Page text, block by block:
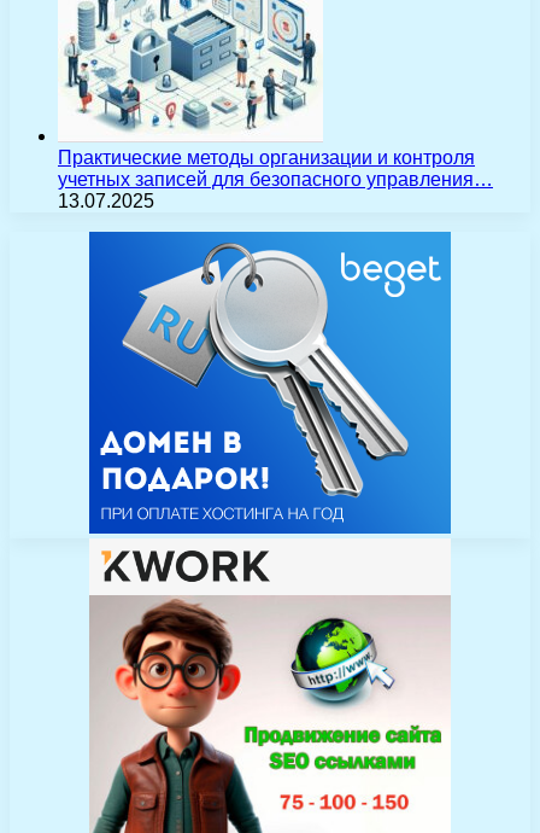
Практические методы организации и контроля
учетных записей для безопасного управления…
13.07.2025